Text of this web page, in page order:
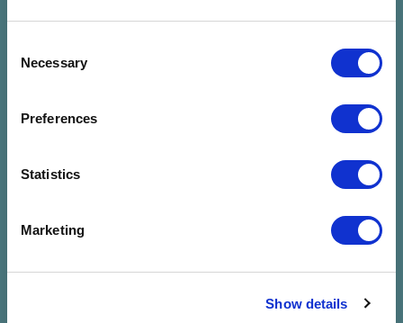
Selection
Necessary
Preferences
Statistics
Marketing
Show details
Nincs találat a
megadott
szűrésre